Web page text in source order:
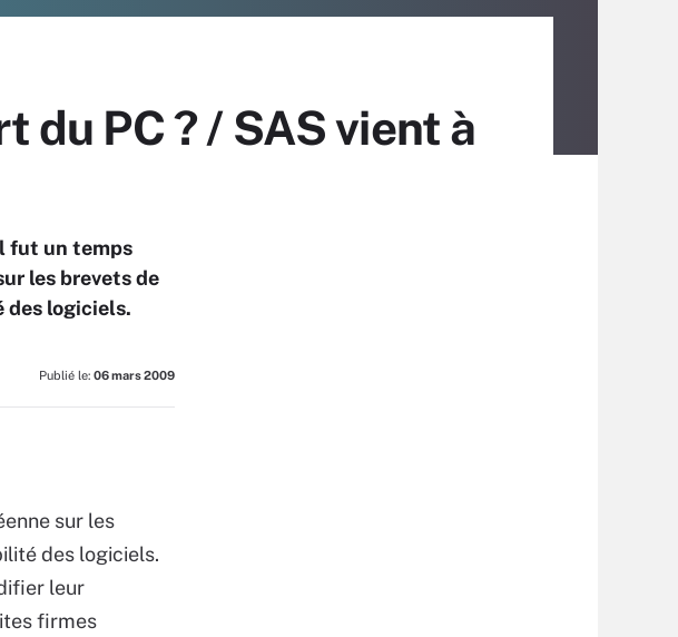
du PC ? / SAS vient à
fut un temps
les brevets de
des logiciels.
Publié le: 06 mars 2009
sur les
des logiciels.
leur
firmes